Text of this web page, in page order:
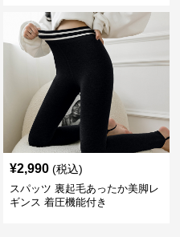
¥2,990 (税込)
スパッツ 裏起毛あったか美脚レ
ギンス 着圧機能付き